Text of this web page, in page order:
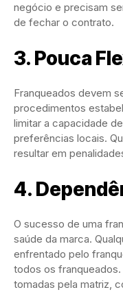
negócio e precisam
de fechar o contrato.
3. Pouca
Franqueados devem
procedimentos
limitar a capacidade
preferências locais.
resultar em
4.
O sucesso de uma
saúde da marca.
enfrentado pelo
todos os
tomadas pela matriz,